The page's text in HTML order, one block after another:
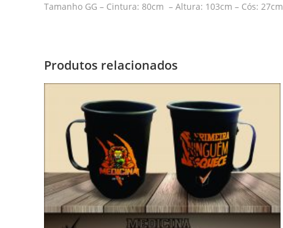
Tamanho GG – Cintura: 80cm – Altura: 103cm – Cós: 27cm
Produtos relacionados